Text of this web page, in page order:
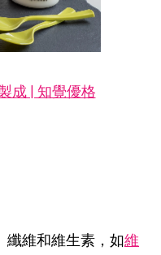
成 | 知覺優格
纖維和維生素，如維